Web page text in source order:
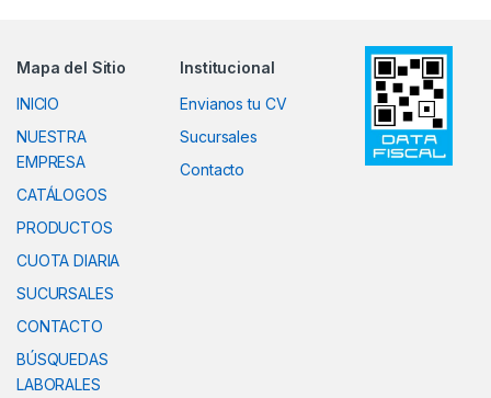
Mapa del Sitio
INICIO
NUESTRA
EMPRESA
CATÁLOGOS
PRODUCTOS
CUOTA DIARIA
SUCURSALES
CONTACTO
BÚSQUEDAS
LABORALES
Institucional
Envianos tu CV
Sucursales
Contacto